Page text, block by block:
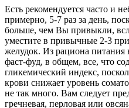
Есть рекомендуется часто и
примерно, 5-7 раз за день,
больше, чем Вы привыкли,
умес­ти­те в привычные 2-3
желудок. Из рациона пи­та­ния
фаст-фуд, в общем, все, что
гликемический индекс,
кро­ви сни­жа­ет уро­вень
не так много. Вам следует
гречневая, перловая или